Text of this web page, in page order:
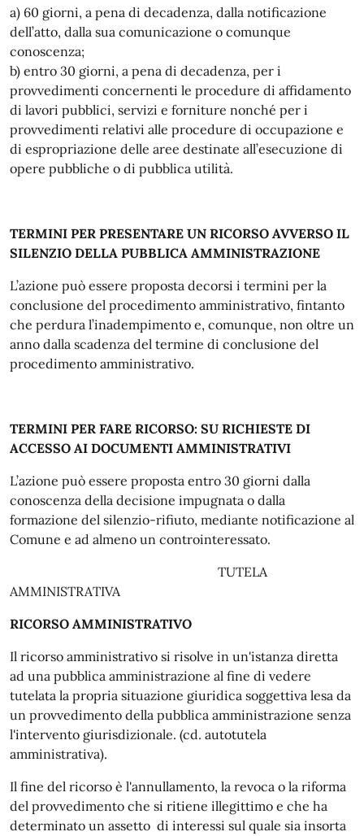
a) 60 giorni, a pena di decadenza, dalla notificazione
dell’atto, dalla sua comunicazione o comunque
conoscenza;
b) entro 30 giorni, a pena di decadenza, per i
provvedimenti concernenti le procedure di affidamento
di lavori pubblici, servizi e forniture nonché per i
provvedimenti relativi alle procedure di occupazione e
di espropriazione delle aree destinate all’esecuzione di
opere pubbliche o di pubblica utilità.
TERMINI PER PRESENTARE UN RICORSO AVVERSO IL
SILENZIO DELLA PUBBLICA AMMINISTRAZIONE
L’azione può essere proposta decorsi i termini per la
conclusione del procedimento amministrativo, fintanto
che perdura l’inadempimento e, comunque, non oltre un
anno dalla scadenza del termine di conclusione del
procedimento amministrativo.
TERMINI PER FARE RICORSO: SU RICHIESTE DI
ACCESSO AI DOCUMENTI AMMINISTRATIVI
L’azione può essere proposta entro 30 giorni dalla
conoscenza della decisione impugnata o dalla
formazione del silenzio-rifiuto, mediante notificazione al
Comune e ad almeno un controinteressato.
TUTELA
AMMINISTRATIVA
RICORSO AMMINISTRATIVO
Il ricorso amministrativo si risolve in un'istanza diretta
ad una pubblica amministrazione al fine di vedere
tutelata la propria situazione giuridica soggettiva lesa da
un provvedimento della pubblica amministrazione senza
l'intervento giurisdizionale. (cd. autotutela
amministrativa).
Il fine del ricorso è l'annullamento, la revoca o la riforma
del provvedimento che si ritiene illegittimo e che ha
determinato un assetto di interessi sul quale sia insorta